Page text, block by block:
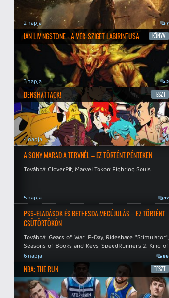
2 napja 7
IAN LIVINGSTONE - A VÉR-SZIGET LABIRINTUSA KÖNYV
3 napja 2
DENSHATTACK! TESZT
4 napja 9
A SONY MARAD A TERVNÉL – EZ TÖRTÉNT PÉNTEKEN
Továbbá: CloverPit, Marvel Tokon: Fighting Souls.
5 napja 12
PS5-ELADÁSOK ÉS BETHESDA MEGÚJULÁS – EZ TÖRTÉNT
CSÜTÖRTÖKÖN
Továbbá: Gears of War: E-Day, Rideshare "Stimulator",
Seasons of Books and Keys, SpeedRunners 2: King of
Speed.
6 napja 86
NBA: THE RUN TESZT